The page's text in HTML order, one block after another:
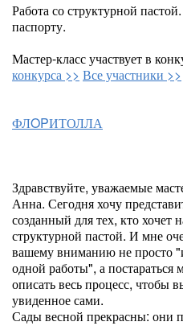
Работа со структурной
паспорту.
Мастер-класс участвует в
конкурса >> Все участники >>
ФЛOPИТОЛЛА
Здравствуйте, уважаемые
Анна. Сегодня хочу
созданный для тех, кто хочет
структурной пастой. И мне
вашему вниманию не просто
одной работы", а постараться
описать весь процесс, чтобы
увиденное сами.
Сады весной прекрасны: